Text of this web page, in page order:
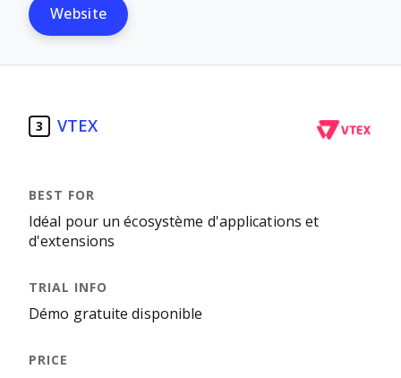
Website
3 VTEX
Idéal pour un écosystème d'applications et
d'extensions
Démo gratuite disponible